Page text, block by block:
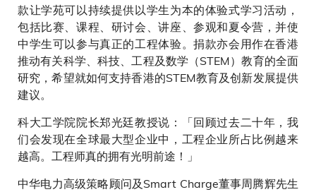
款让学苑可以持续提供以学生为本的体验式学习活动，
包括比赛、课程、研讨会、讲座、参观和夏令营，并使
中学生可以参与真正的工程体验。捐款亦会用作在香港
推动有关科学、科技、工程及数学（STEM）教育的全面
研究，希望就如何支持香港的STEM教育及创新发展提供
建议。
科大工学院院长郑光廷教授说：「回顾过去二十年，我
们会发现在全球最大型企业中，工程企业所占比例越来
越高。工程师真的拥有光明前途！」
中华电力高级策略顾问及Smart Charge董事周腾辉先生